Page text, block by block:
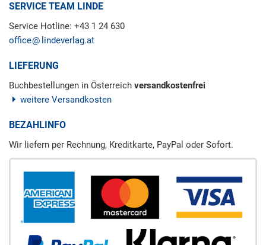
SERVICE TEAM LINDE
Service Hotline: +43 1 24 630
office
lindeverlag.at
LIEFERUNG
Buchbestellungen in Österreich versandkostenfrei
weitere Versandkosten
BEZAHLINFO
Wir liefern per Rechnung, Kreditkarte, PayPal oder Sofort.